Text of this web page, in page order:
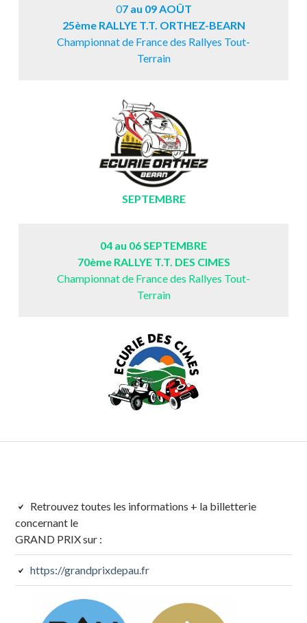
07 au 09 AOÛT
25ème RALLYE T.T. ORTHEZ-BEARN
Championnat de France des Rallyes Tout-
Terrain
SEPTEMBRE
04 au 06 SEPTEMBRE
70ème RALLYE T.T. DES CIMES
Championnat de France des Rallyes Tout-
Terrain
Colonne
latérale
subsidiaire
Retrouvez toutes les informations + la billetterie
concernant le
GRAND PRIX sur :
https://grandprixdepau.fr